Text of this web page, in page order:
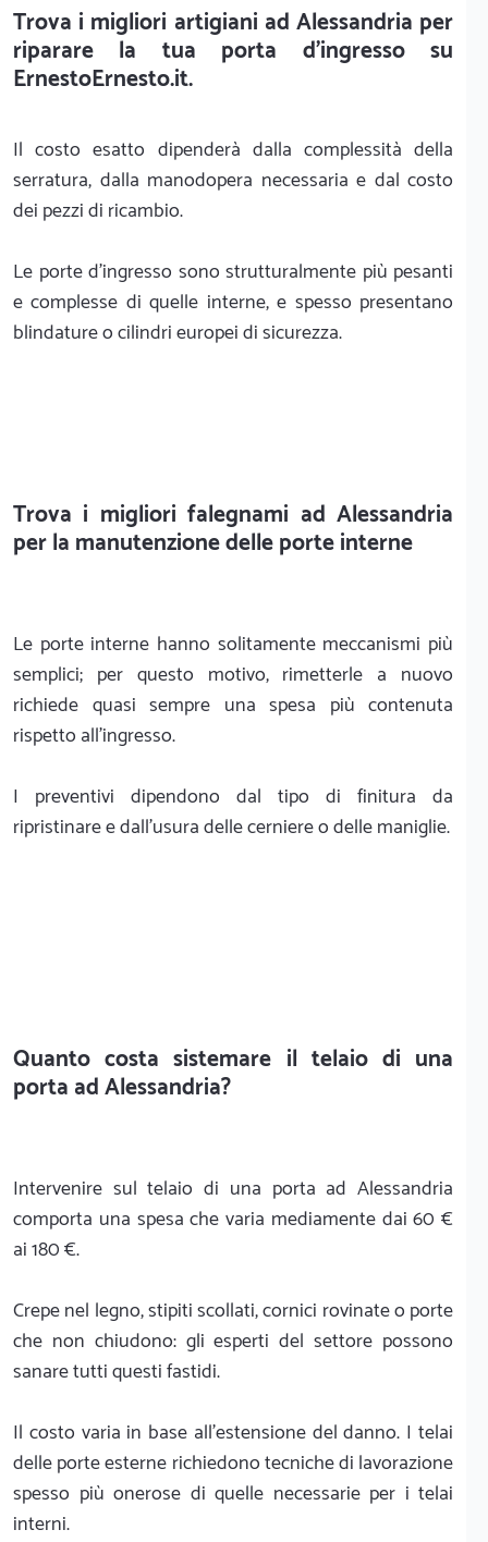
Trova i migliori artigiani ad Alessandria per
riparare la tua porta d'ingresso su
ErnestoErnesto.it.
Il costo esatto dipenderà dalla complessità della
serratura, dalla manodopera necessaria e dal costo
dei pezzi di ricambio.
Le porte d'ingresso sono strutturalmente più pesanti
e complesse di quelle interne, e spesso presentano
blindature o cilindri europei di sicurezza.
Trova i migliori falegnami ad Alessandria
per la manutenzione delle porte interne
Le porte interne hanno solitamente meccanismi più
semplici; per questo motivo, rimetterle a nuovo
richiede quasi sempre una spesa più contenuta
rispetto all'ingresso.
I preventivi dipendono dal tipo di finitura da
ripristinare e dall'usura delle cerniere o delle maniglie.
Quanto costa sistemare il telaio di una
porta ad Alessandria?
Intervenire sul telaio di una porta ad Alessandria
comporta una spesa che varia mediamente dai 60 €
ai 180 €.
Crepe nel legno, stipiti scollati, cornici rovinate o porte
che non chiudono: gli esperti del settore possono
sanare tutti questi fastidi.
Il costo varia in base all'estensione del danno. I telai
delle porte esterne richiedono tecniche di lavorazione
spesso più onerose di quelle necessarie per i telai
interni.